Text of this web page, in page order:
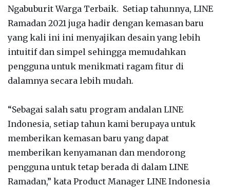
Ngabuburit Warga Terbaik. Setiap tahunnya, LINE
Ramadan 2021 juga hadir dengan kemasan baru
yang kali ini ini menyajikan desain yang lebih
intuitif dan simpel sehingga memudahkan
pengguna untuk menikmati ragam fitur di
dalamnya secara lebih mudah.
“Sebagai salah satu program andalan LINE
Indonesia, setiap tahun kami berupaya untuk
memberikan kemasan baru yang dapat
memberikan kenyamanan dan mendorong
pengguna untuk tetap berada di dalam LINE
Ramadan,” kata Product Manager LINE Indonesia